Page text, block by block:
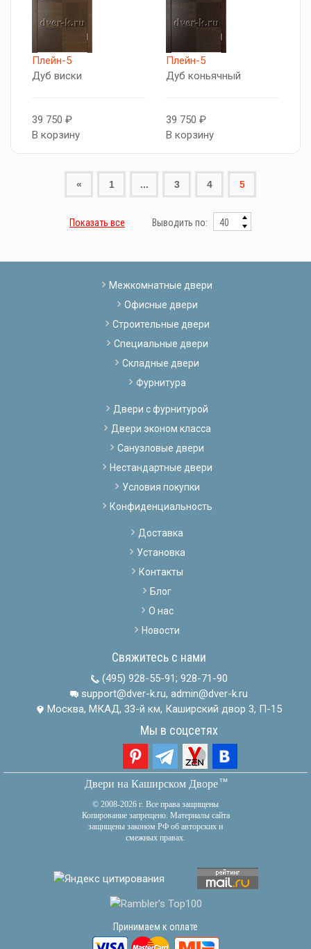
Плейн-5
Дуб виски
39 750 ₽
В корзину
Плейн-5
Дуб коньячный
39 750 ₽
В корзину
« 1 ... 3 4 5
Показать все Выводить по:
Межкомнатные двери
Офисные двери
Строительные двери
Специальные двери
Складные двери
Фурнитура
Двери с фурнитурой
Двери эконом класса
Санузловые двери
Нестандартные двери
Условия покупки
Конфиденциальность
Доставка
Установка
Контакты
Блог
О нас
Новости
Свяжитесь с нами
(495) 928-55-91; 928-71-90
support@dver-k.ru, admin@dver-k.ru
Москва, МКАД, 33-й км, Каширский двор 3, П-15
Мы в соцсетях
Двери на Каширском Дворетм
© 2008-2026 г. Все права защищены
Копирование запрещено. Материалы сайта
защищены законом РФ об авторских и
смежных правах.
Принимаем к оплате